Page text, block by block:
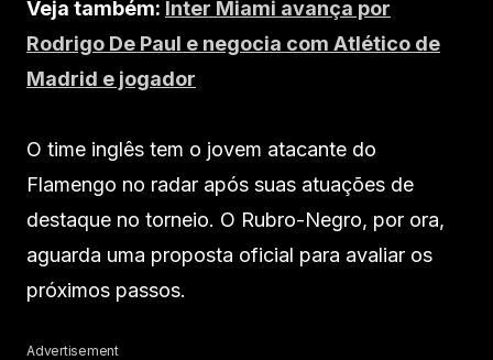
Veja também: Inter Miami avança por
Rodrigo De Paul e negocia com Atlético de
Madrid e jogador
O time inglês tem o jovem atacante do
Flamengo no radar após suas atuações de
destaque no torneio. O Rubro-Negro, por ora,
aguarda uma proposta oficial para avaliar os
próximos passos.
Advertisement